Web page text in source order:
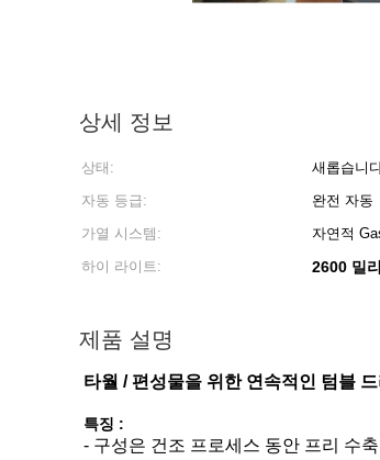
상세 정보
상태: 새롭습니
자동 등급:
완전 자동
가열 시스템:
자연적
하이 라이트:
2600 밀
제품 설명
타월 / 편성물을 위한 연속적인 텀블 드
특징 :
- 구성은 건조 프로세스 동안 프리 수